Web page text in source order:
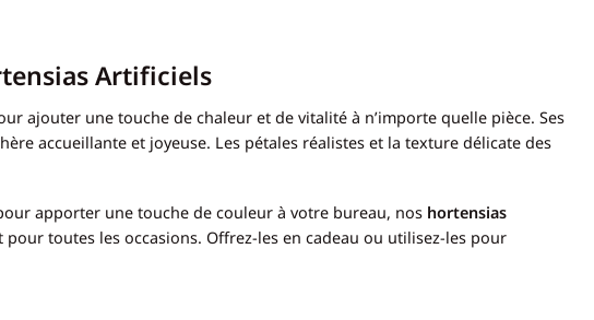
Artificiels
ajouter une touche de chaleur et de vitalité à n’importe quelle pièce. Ses
accueillante et joyeuse. Les pétales réalistes et la texture délicate des
apporter une touche de couleur à votre bureau, nos hortensias
toutes les occasions. Offrez-les en cadeau ou utilisez-les pour